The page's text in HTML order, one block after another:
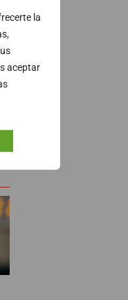
la
aceptar